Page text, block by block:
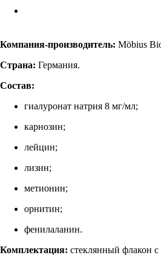
Компания-производитель: Möbius
Страна: Германия.
Состав:
гиалуронат натрия 8 мг/мл;
карнозин;
лейцин;
лизин;
метионин;
орнитин;
фенилаланин.
Комплектация: стеклянный флакон